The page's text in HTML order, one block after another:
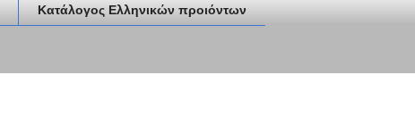
Κατάλογος Ελληνικών προιόντων